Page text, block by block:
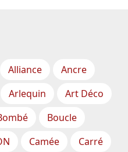
Alliance
Ancre
Arlequin
Art Déco
Boucle
Camée
Carré